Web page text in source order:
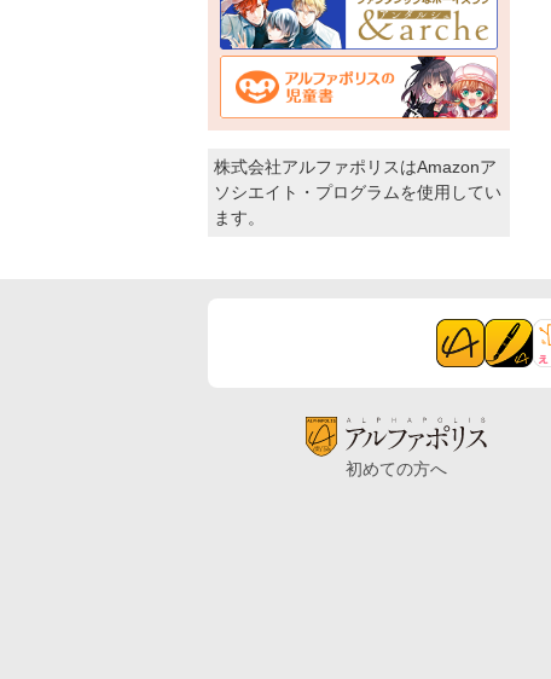
株式会社アルファポリスはAmazonア
ソシエイト・プログラムを使用してい
ます。
初めての方へ